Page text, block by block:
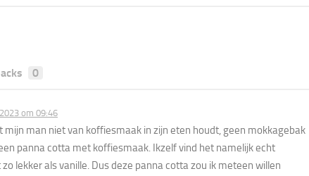
0
om 09:46
mijn man niet van koffiesmaak in zijn eten houdt, geen mokkagebak
panna cotta met koffiesmaak. Ikzelf vind het namelijk echt
lekker als vanille. Dus deze panna cotta zou ik meteen willen